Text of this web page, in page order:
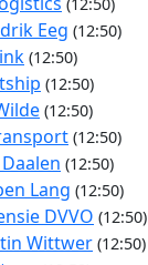
Eeg (12:50)
(12:50)
(12:50)
(12:50)
(12:50)
(12:50)
Lang (12:50)
DVVO (12:50)
Wittwer (12:50)